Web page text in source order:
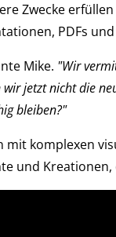
Zwecke
PDFs
Mike. "Wir
jetzt nicht die
bleiben?"
mit komplexen
und